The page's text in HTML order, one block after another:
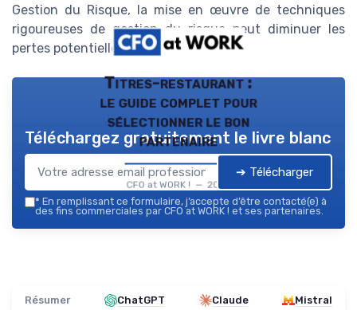
Gestion du Risque, la mise en œuvre de techniques
rigoureuses de gestion du risque peut diminuer les
pertes potentielles de 35%.
Titres-restaurant :
le guide complet pour
sélectionner le bon
partenaire
CFO at WORK ! — 2026
Téléchargez gratuitement le livre blanc
➔ Télécharger
* En remplissant ce formulaire, j’accepte d’être contacté(e) à
des fins commerciales par CFO at WORK ! et ses partenaires.
Résumer ChatGPT Claude Mistral